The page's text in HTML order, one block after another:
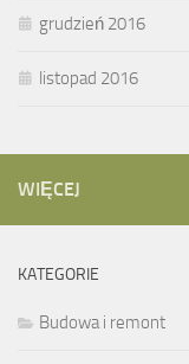
grudzień 2016
listopad 2016
WIĘCEJ
KATEGORIE
Budowa i remont